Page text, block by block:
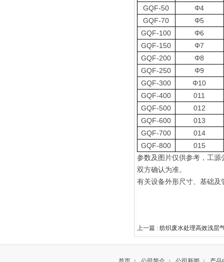
GQF-50
Φ4
GQF-70
Φ5
GQF-100
Φ6
GQF-150
Φ7
GQF-200
Φ8
GQF-250
Φ9
GQF-300
Φ10
GQF-400
011
GQF-500
012
GQF-600
013
GQF-700
014
GQF-800
015
参数及图片仅供参考 ， 工源
双方确认为准。
有关设备外形尺寸、基础
上一篇 : 纺织废水处理高效浅层